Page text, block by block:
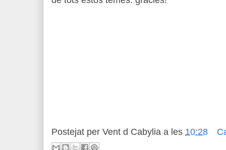
Postejat per Vent d Cabylia a les 10:28